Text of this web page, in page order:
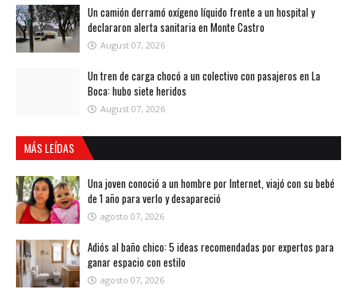
Un camión derramó oxígeno líquido frente a un hospital y
declararon alerta sanitaria en Monte Castro
August 07, 2026
Un tren de carga chocó a un colectivo con pasajeros en La
Boca: hubo siete heridos
August 07, 2026
MÁS LEÍDAS
Una joven conoció a un hombre por Internet, viajó con su bebé
de 1 año para verlo y desapareció
agosto 07, 2026
Adiós al baño chico: 5 ideas recomendadas por expertos para
ganar espacio con estilo
agosto 07, 2026